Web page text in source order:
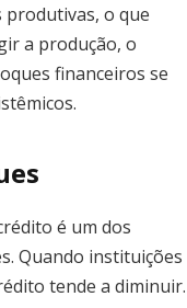
produtivas, o que
a produção, o
financeiros se
é um dos
Quando instituições
tende a diminuir.